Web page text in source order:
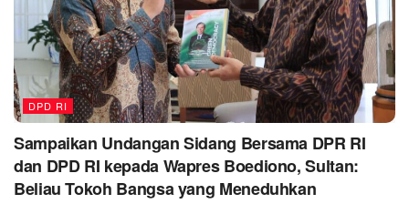
DPD RI
Sampaikan Undangan Sidang Bersama DPR RI
dan DPD RI kepada Wapres Boediono, Sultan:
Beliau Tokoh Bangsa yang Meneduhkan